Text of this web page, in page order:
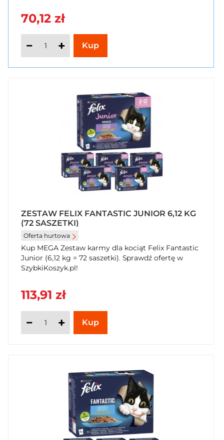
mruczki. Zamów zapas na dłużej w SzybkiKoszyk.pl
70,12 zł
ZESTAW FELIX FANTASTIC JUNIOR 6,12 KG
(72 SASZETKI)
Oferta hurtowa
Kup MEGA Zestaw karmy dla kociąt Felix Fantastic
Junior (6,12 kg = 72 saszetki). Sprawdź ofertę w
SzybkiKoszyk.pl!
113,91 zł